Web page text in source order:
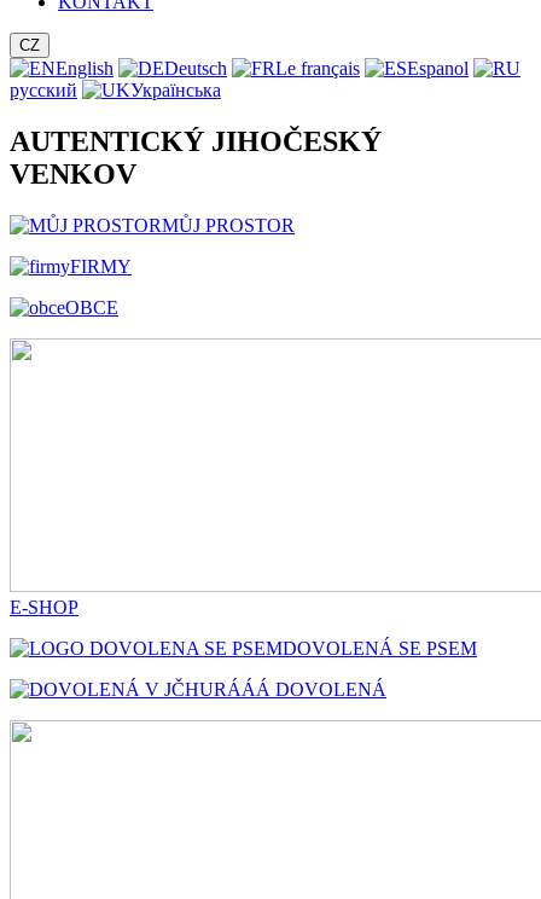
CZ
English Deutsch Le français
Espanol
русский
Українська
AUTENTICKÝ JIHOČESKÝ
VENKOV
MŮJ PROSTOR
FIRMY
OBCE
E-SHOP
DOVOLENÁ SE PSEM
HURÁÁÁ DOVOLENÁ